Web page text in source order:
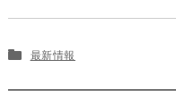
最新情報